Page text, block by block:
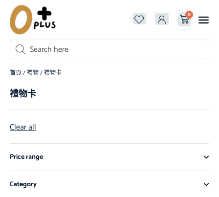
0
首頁/禮物/ 禮物卡
禮物卡
Clear all
Price range
Category